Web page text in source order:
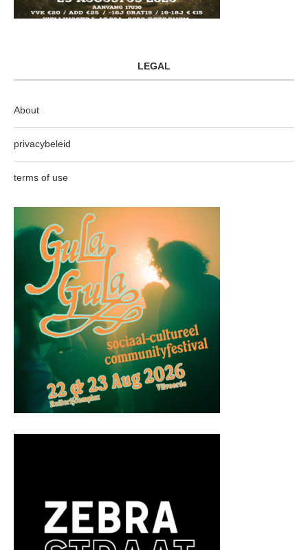
LEGAL
About
privacybeleid
terms of use